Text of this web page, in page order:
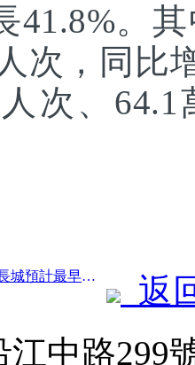
41.8%。
次，同比
次、
前一篇：北京平谷將軍關長城預計最早于2026年底開門迎客
返
中路299